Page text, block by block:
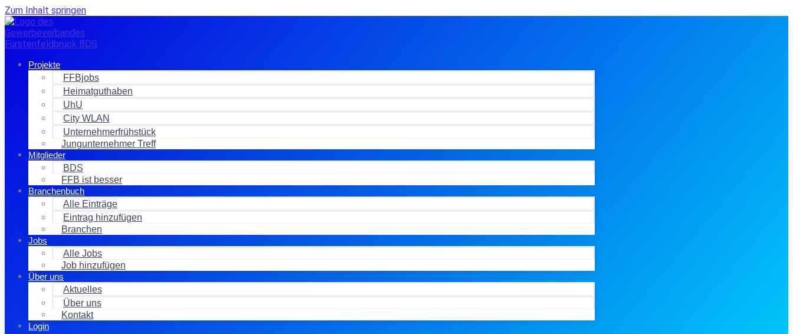
Zum Inhalt springen
Projekte
FFBjobs
Heimatguthaben
UhU
City WLAN
Unternehmerfrühstück
Jungunternehmer Treff
Mitglieder
BDS
FFB ist besser
Branchenbuch
Alle Einträge
Eintrag hinzufügen
Branchen
Jobs
Alle Jobs
Job hinzufügen
Über uns
Aktuelles
Über uns
Kontakt
Login